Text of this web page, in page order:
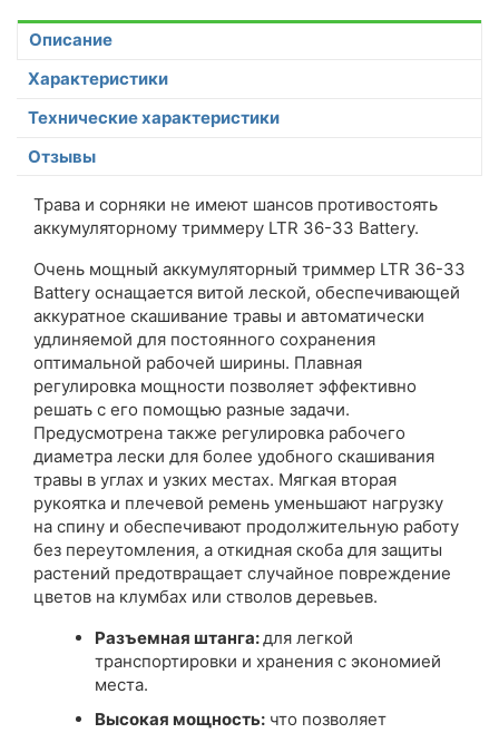
Описание
Характеристики
Технические характеристики
Отзывы
Трава и сорняки не имеют шансов противостоять
аккумуляторному триммеру LTR 36-33 Battery.
Очень мощный аккумуляторный триммер LTR 36-33
Battery оснащается витой леской, обеспечивающей
аккуратное скашивание травы и автоматически
удлиняемой для постоянного сохранения
оптимальной рабочей ширины. Плавная
регулировка мощности позволяет эффективно
решать с его помощью разные задачи.
Предусмотрена также регулировка рабочего
диаметра лески для более удобного скашивания
травы в углах и узких местах. Мягкая вторая
рукоятка и плечевой ремень уменьшают нагрузку
на спину и обеспечивают продолжительную работу
без переутомления, а откидная скоба для защиты
растений предотвращает случайное повреждение
цветов на клумбах или стволов деревьев.
Разъемная штанга:для легкой
транспортировки и хранения с экономией
места.
Высокая мощность: что позволяет